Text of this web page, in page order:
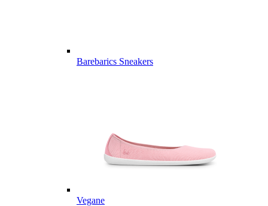
Barebarics Sneakers
Vegane